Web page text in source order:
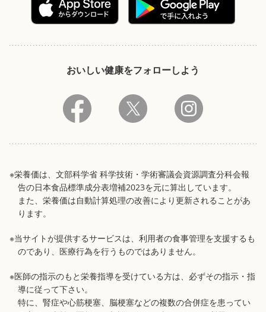
おいしい健康をフォローしよう
※栄養価は、文部科学省 科学技術・学術審議会資源調査分科会報
告の日本食品標準成分表増補2023を元に算出しています。
また、栄養価は自動計算処理の改善により更新されることがあ
ります。
※当サイトが提供するサービスは、利用者の食事管理を支援するも
のであり、医療行為を行うものではありません。
※医師の指示のもと栄養指導を受けている方は、必ずその指示・指
導に従って下さい。
特に、腎症や心筋梗塞、脳梗塞などの複数の合併症を患ってい